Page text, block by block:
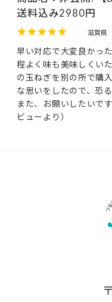
送料込み2980円
★★★★★
滋賀県
早い対応で大変良かっ
程よく味も美味しくい
の玉ねぎを別の所で購
な思いをしたので、恐
また、お願いしたいで
ビューより）